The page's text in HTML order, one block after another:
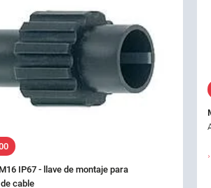
IP67 - llave de montaje para
cable